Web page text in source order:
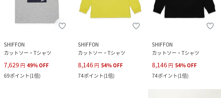
SHIFFON
カットソー・Tシャツ
7,629 円 49%OFF
69ポイント(1倍)
SHIFFON
カットソー・Tシャツ
8,146 円 54%OFF
74ポイント(1倍)
SHIFFON
カットソー・Tシャツ
8,146 円 54%OFF
74ポイント(1倍)